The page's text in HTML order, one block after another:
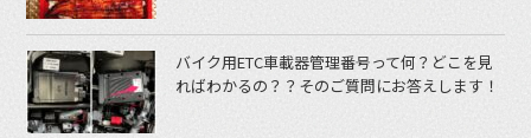
バイク用ETC車載器管理番号って何？どこを見
ればわかるの？？そのご質問にお答えします！